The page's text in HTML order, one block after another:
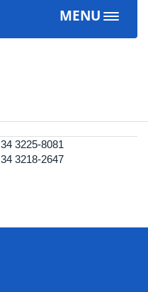
MENU
Toggle
34 3225-8081
34 3218-2647